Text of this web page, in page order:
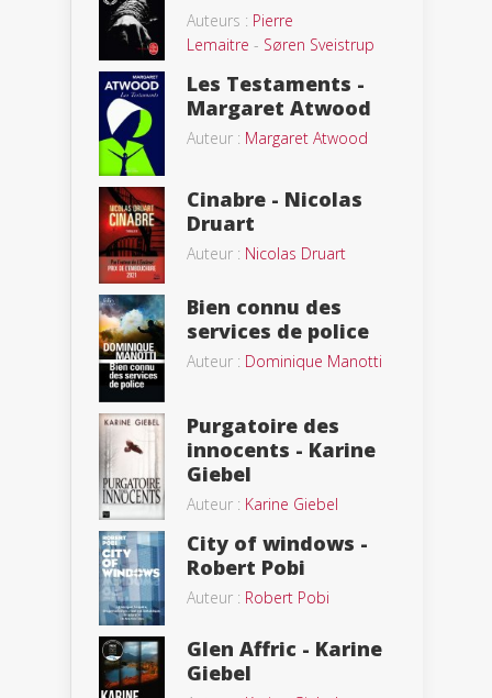
Auteurs : Pierre
Lemaitre - Søren Sveistrup
Les Testaments -
Margaret Atwood
Auteur : Margaret Atwood
Cinabre - Nicolas
Druart
Auteur : Nicolas Druart
Bien connu des
services de police
Auteur : Dominique Manotti
Purgatoire des
innocents - Karine
Giebel
Auteur : Karine Giebel
City of windows -
Robert Pobi
Auteur : Robert Pobi
Glen Affric - Karine
Giebel